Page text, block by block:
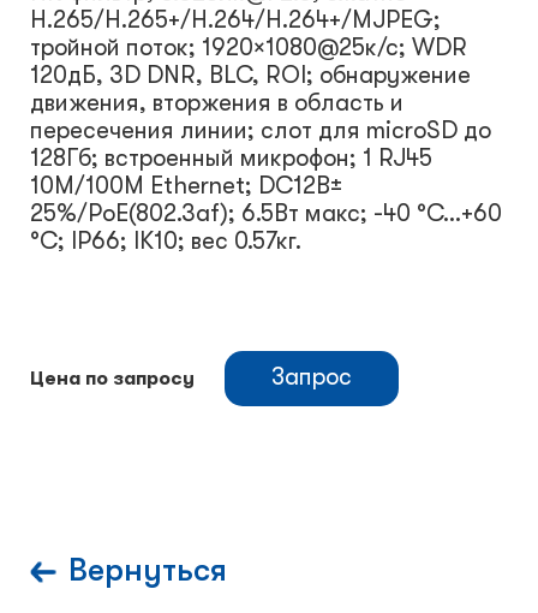
H.265/H.265+/H.264/H.264+/MJPEG;
тройной поток; 1920×1080@25к/с; WDR
120дБ, 3D DNR, BLC, ROI; обнаружение
движения, вторжения в область и
пересечения линии; слот для microSD до
128Гб; встроенный микрофон; 1 RJ45
10M/100M Ethernet; DC12В±
25%/PoE(802.3af); 6.5Вт макс; -40 °C...+60
°C; IP66; IK10; вес 0.57кг.
Цена по запросу Запрос
Вернуться